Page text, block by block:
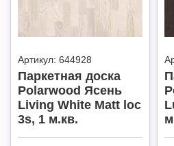
Артикул: 644928
Паркетная доска
Polarwood Ясень
Living White Matt loc
3s, 1 м.кв.